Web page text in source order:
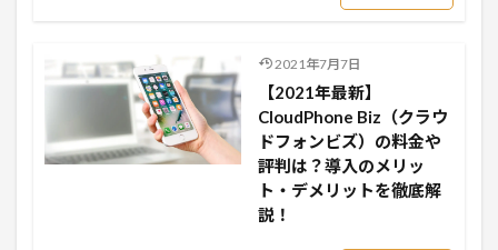
2021年7月7日
【2021年最新】
CloudPhone Biz（クラウ
ドフォンビズ）の料金や
評判は？導入のメリッ
ト・デメリットを徹底解
説！